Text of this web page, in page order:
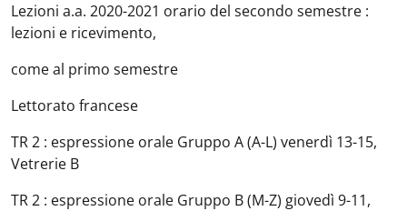
Lezioni a.a. 2020-2021 orario del secondo semestre :
lezioni e ricevimento,
come al primo semestre
Lettorato francese
TR 2 : espressione orale Gruppo A (A-L) venerdì 13-15,
Vetrerie B
TR 2 : espressione orale Gruppo B (M-Z) giovedì 9-11,